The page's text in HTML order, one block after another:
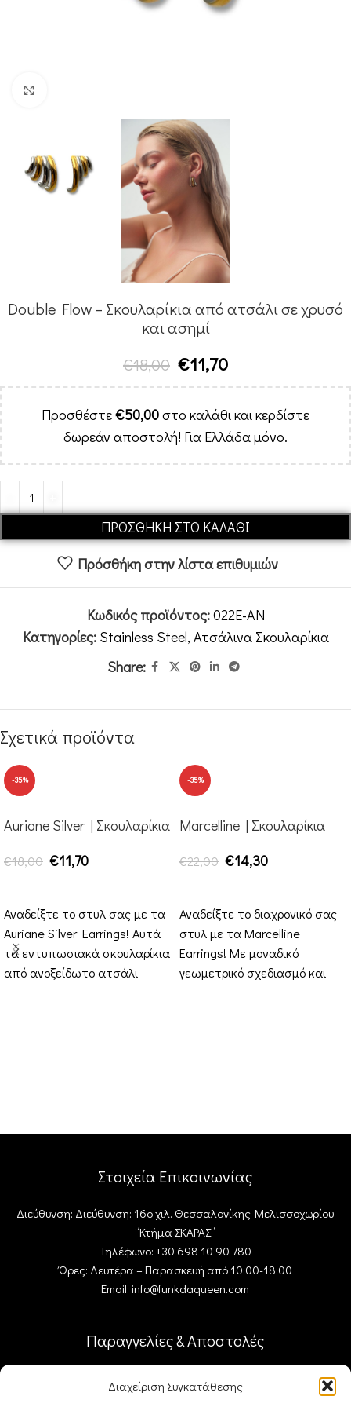
Διαχείριση Συγκατάθεσης
Double Flow – Σκουλαρίκια από ατσάλι σε χρυσό
και ασημί
€18,00 €11,70
Προσθέστε€50,00στο καλάθι και κερδίστε
δωρεάν αποστολή! Για Ελλάδα μόνο.
ΠΡΟΣΘΉΚΗ ΣΤΟ ΚΑΛΆΘΙ
Πρόσθήκη στην λίστα επιθυμιών
Κωδικός προϊόντος:022E-AN
Κατηγορίες: Stainless Steel, Ατσάλινα Σκουλαρίκια
Share:
Σχετικά προϊόντα
-35%
Auriane Silver | Σκουλαρίκια
€18,00 €11,70
Αναδείξτε το στυλ σας με τα
Auriane Silver Earrings! Αυτά
τα εντυπωσιακά σκουλαρίκια
από ανοξείδωτο ατσάλι
-35%
Marcelline | Σκουλαρίκια
€22,00 €14,30
Αναδείξτε το διαχρονικό σας
στυλ με τα Marcelline
Earrings! Με μοναδικό
γεωμετρικό σχεδιασμό και
Στοιχεία Επικοινωνίας
Διεύθυνση: Διεύθυνση: 16ο χιλ. Θεσσαλονίκης-Μελισσοχωρίου
“Κτήμα ΣΚΑΡΑΣ”
Τηλέφωνο: +30 698 10 90 780
Ώρες: Δευτέρα – Παρασκευή από 10:00-18:00
Email: info@funkdaqueen.com
Παραγγελίες & Αποστολές
Καλάθι